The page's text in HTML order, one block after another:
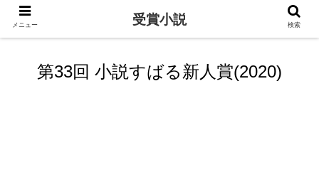
第33回 小説すばる新人賞(2020)
メニュー 受賞小説 検索